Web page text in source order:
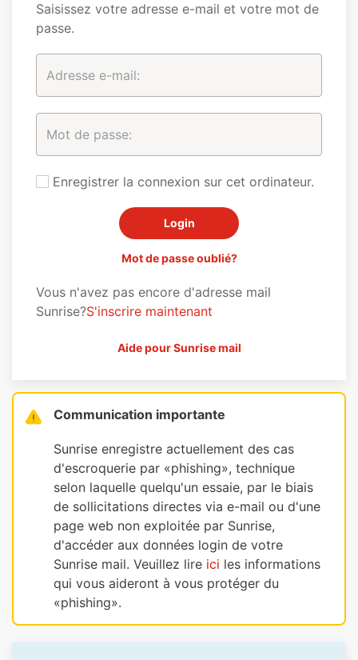
Saisissez votre adresse e-mail et votre mot de
passe.
Enregistrer la connexion sur cet ordinateur.
Mot de passe oublié?
Vous n'avez pas encore d'adresse mail
Sunrise?S'inscrire maintenant
Aide pour Sunrise mail
Communication importante
Sunrise enregistre actuellement des cas
d'escroquerie par «phishing», technique
selon laquelle quelqu'un essaie, par le biais
de sollicitations directes via e-mail ou d'une
page web non exploitée par Sunrise,
d'accéder aux données login de votre
Sunrise mail. Veuillez lire ici les informations
qui vous aideront à vous protéger du
«phishing».